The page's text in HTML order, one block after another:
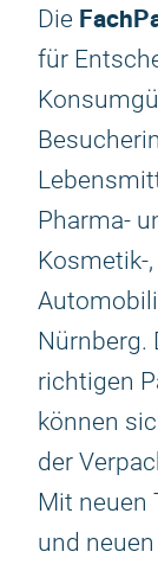
Die
für
Pharma-
Kosmetik-
Nürnberg.
richtigen
können
der
Mit neuen
und